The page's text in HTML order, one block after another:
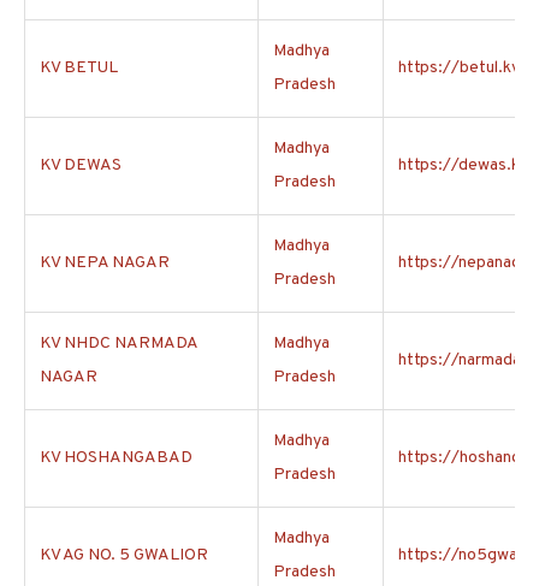
KV BETUL
Madhya
Pradesh
https://
KV DEWAS
Madhya
Pradesh
https://
KV NEPA NAGAR
Madhya
Pradesh
https://
KV NHDC NARMADA
NAGAR
Madhya
Pradesh
https://
KV HOSHANGABAD
Madhya
Pradesh
https://
KV AG NO. 5 GWALIOR
Madhya
Pradesh
https://